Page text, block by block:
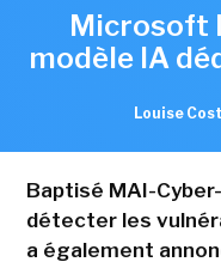
Microsoft
modèle IA
Louise
Baptisé MAI-
détecter les
a également